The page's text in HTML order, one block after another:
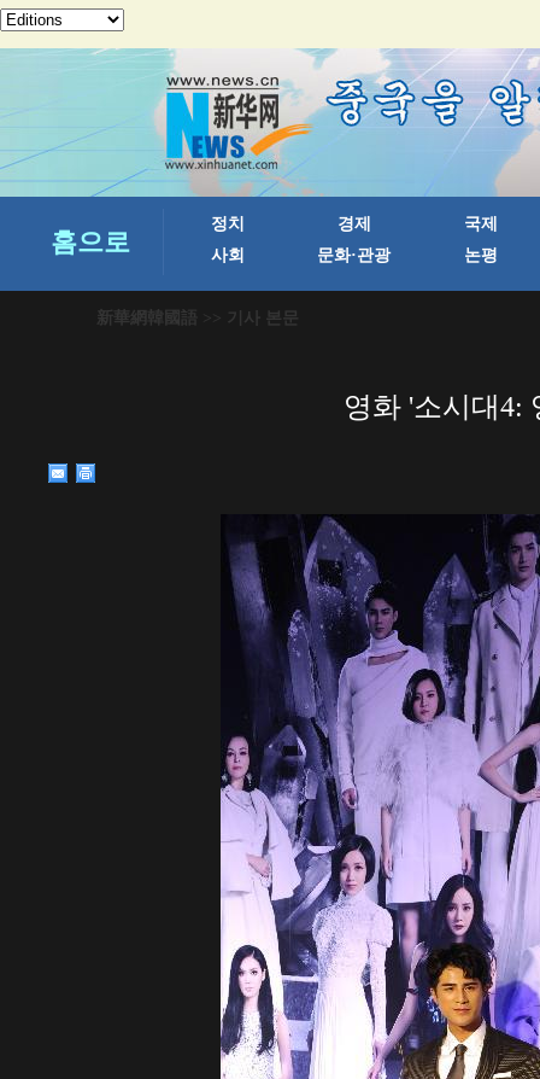
新華網韓國語 >> 기사 본문
영화 '소시대4: